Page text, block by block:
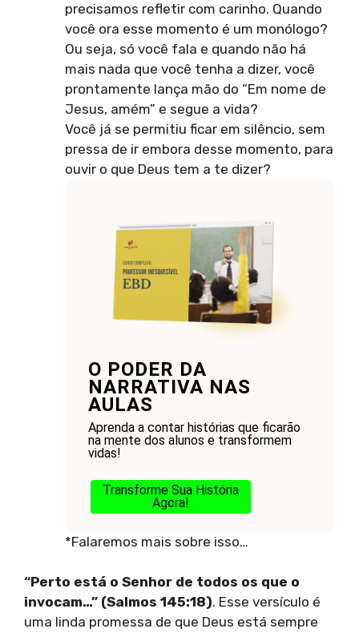
precisamos refletir com carinho. Quando
você ora esse momento é um monólogo?
Ou seja, só você fala e quando não há
mais nada que você tenha a dizer, você
prontamente lança mão do “Em nome de
Jesus, amém” e segue a vida?
Você já se permitiu ficar em silêncio, sem
pressa de ir embora desse momento, para
ouvir o que Deus tem a te dizer?
O PODER DA
NARRATIVA NAS
AULAS
Aprenda a contar histórias que ficarão
na mente dos alunos e transformem
vidas!
Transforme Sua História
Agora!
*Falaremos mais sobre isso…
“Perto está o Senhor de todos os que o
invocam…” (Salmos 145:18). Esse versículo é
uma linda promessa de que Deus está sempre